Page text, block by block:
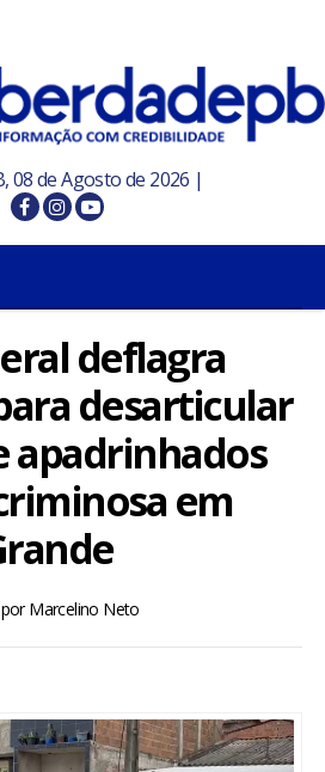
08 de Agosto de 2026 |
deflagra
desarticular
apadrinhados
em
porMarcelino Neto